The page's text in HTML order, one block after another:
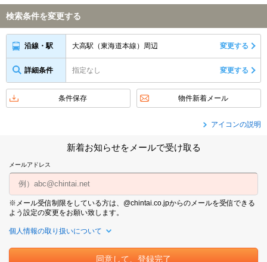
検索条件を変更する
沿線・駅 大高駅（東海道本線）周辺 変更する
詳細条件 指定なし 変更する
条件保存 物件新着メール
アイコンの説明
新着お知らせをメールで受け取る
メールアドレス
※メール受信制限をしている方は、@chintai.co.jpからのメールを受信できる
よう設定の変更をお願い致します。
個人情報の取り扱いについて